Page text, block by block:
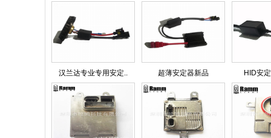
汉兰达专业专用安定.. 超薄安定器新品 HID安